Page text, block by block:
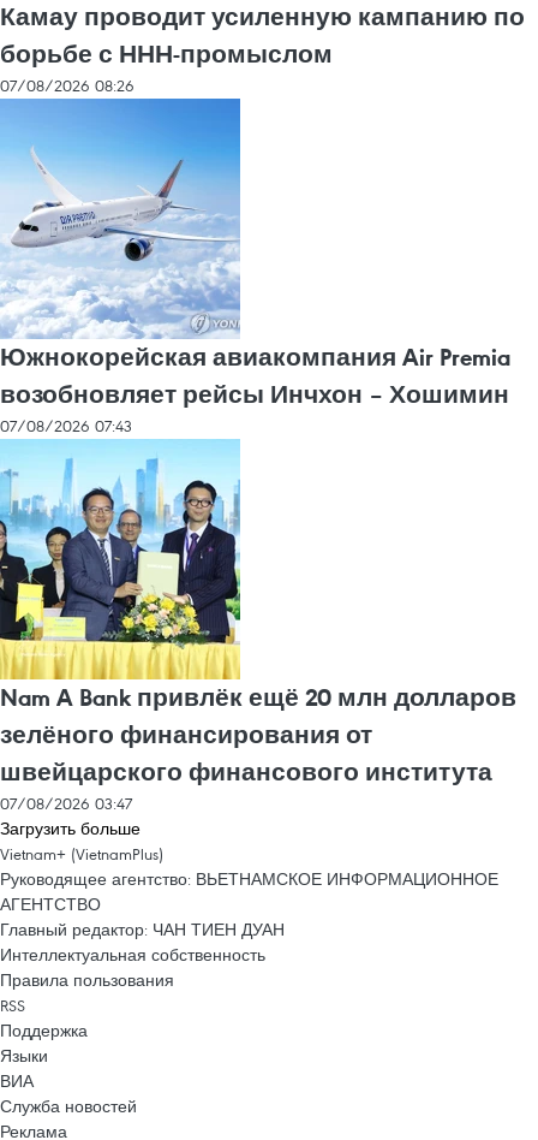
Камау проводит усиленную кампанию по
борьбе с ННН-промыслом
07/08/2026 08:26
Южнокорейская авиакомпания Air Premia
возобновляет рейсы Инчхон – Хошимин
07/08/2026 07:43
Nam A Bank привлёк ещё 20 млн долларов
зелёного финансирования от
швейцарского финансового института
07/08/2026 03:47
Загрузить больше
Vietnam+ (VietnamPlus)
Руководящее агентство: ВЬЕТНАМСКОЕ ИНФОРМАЦИОННОЕ
АГЕНТСТВО
Главный редактор: ЧАН ТИЕН ДУАН
Интеллектуальная собственность
Правила пользования
RSS
Поддержка
Языки
ВИА
Служба новостей
Реклама